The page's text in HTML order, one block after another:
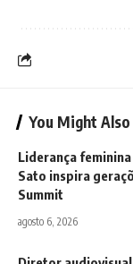
You Might
Liderança
Sato inspira
Summit
agosto 6, 2026